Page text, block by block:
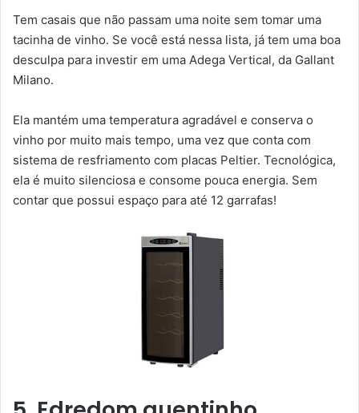
Tem casais que não passam uma noite sem tomar uma
tacinha de vinho. Se você está nessa lista, já tem uma boa
desculpa para investir em uma Adega Vertical, da Gallant
Milano.
Ela mantém uma temperatura agradável e conserva o
vinho por muito mais tempo, uma vez que conta com
sistema de resfriamento com placas Peltier. Tecnológica,
ela é muito silenciosa e consome pouca energia. Sem
contar que possui espaço para até 12 garrafas!